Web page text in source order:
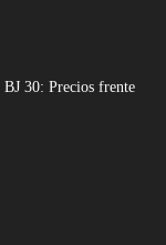
30: Precios frente